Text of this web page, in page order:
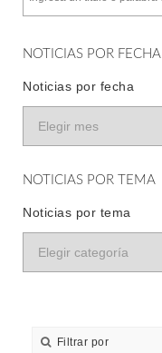
NOTICIAS POR FECHA
Noticias por fecha
NOTICIAS POR TEMA
Noticias por tema
Filtrar por